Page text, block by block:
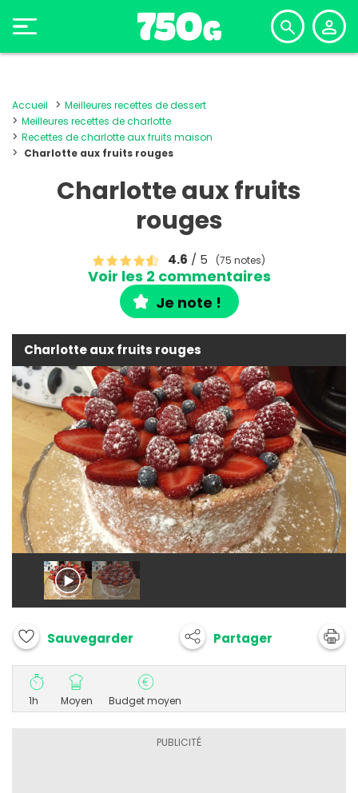
Accueil
Meilleures recettes de dessert
Meilleures recettes de charlotte
Recettes de charlotte aux fruits maison
Charlotte aux fruits rouges
Charlotte aux fruits
rouges
4.6 / 5 (75 notes)
Voir les 2 commentaires
Je note !
Charlotte aux fruits rouges
Sauvegarder Partager
1h Moyen Budget moyen